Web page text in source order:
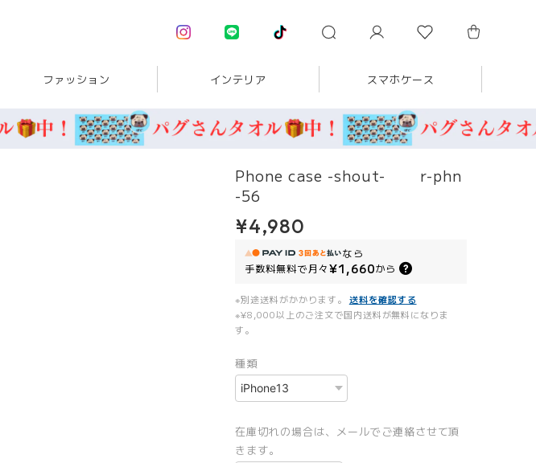
ファッション インテリア スマホケース
Phone case -shout- r-phn
-56
¥4,980
なら
手数料無料で月々¥1,660から
※別途送料がかかります。
送料を確認する
※¥8,000以上のご注文で国内送料が無料になりま
す。
種類
在庫切れの場合は、メールでご連絡させて頂
きます。